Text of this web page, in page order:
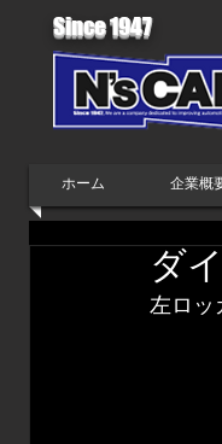
Since 1947
ホーム 企業概
ダ
左ロッ